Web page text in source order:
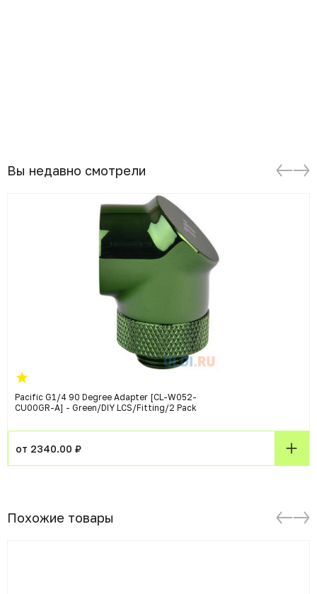
Вы недавно смотрели
Pacific G1/4 90 Degree Adapter [CL-W052-
CU00GR-A] - Green/DIY LCS/Fitting/2 Pack
от 2340.00 ₽
Похожие товары